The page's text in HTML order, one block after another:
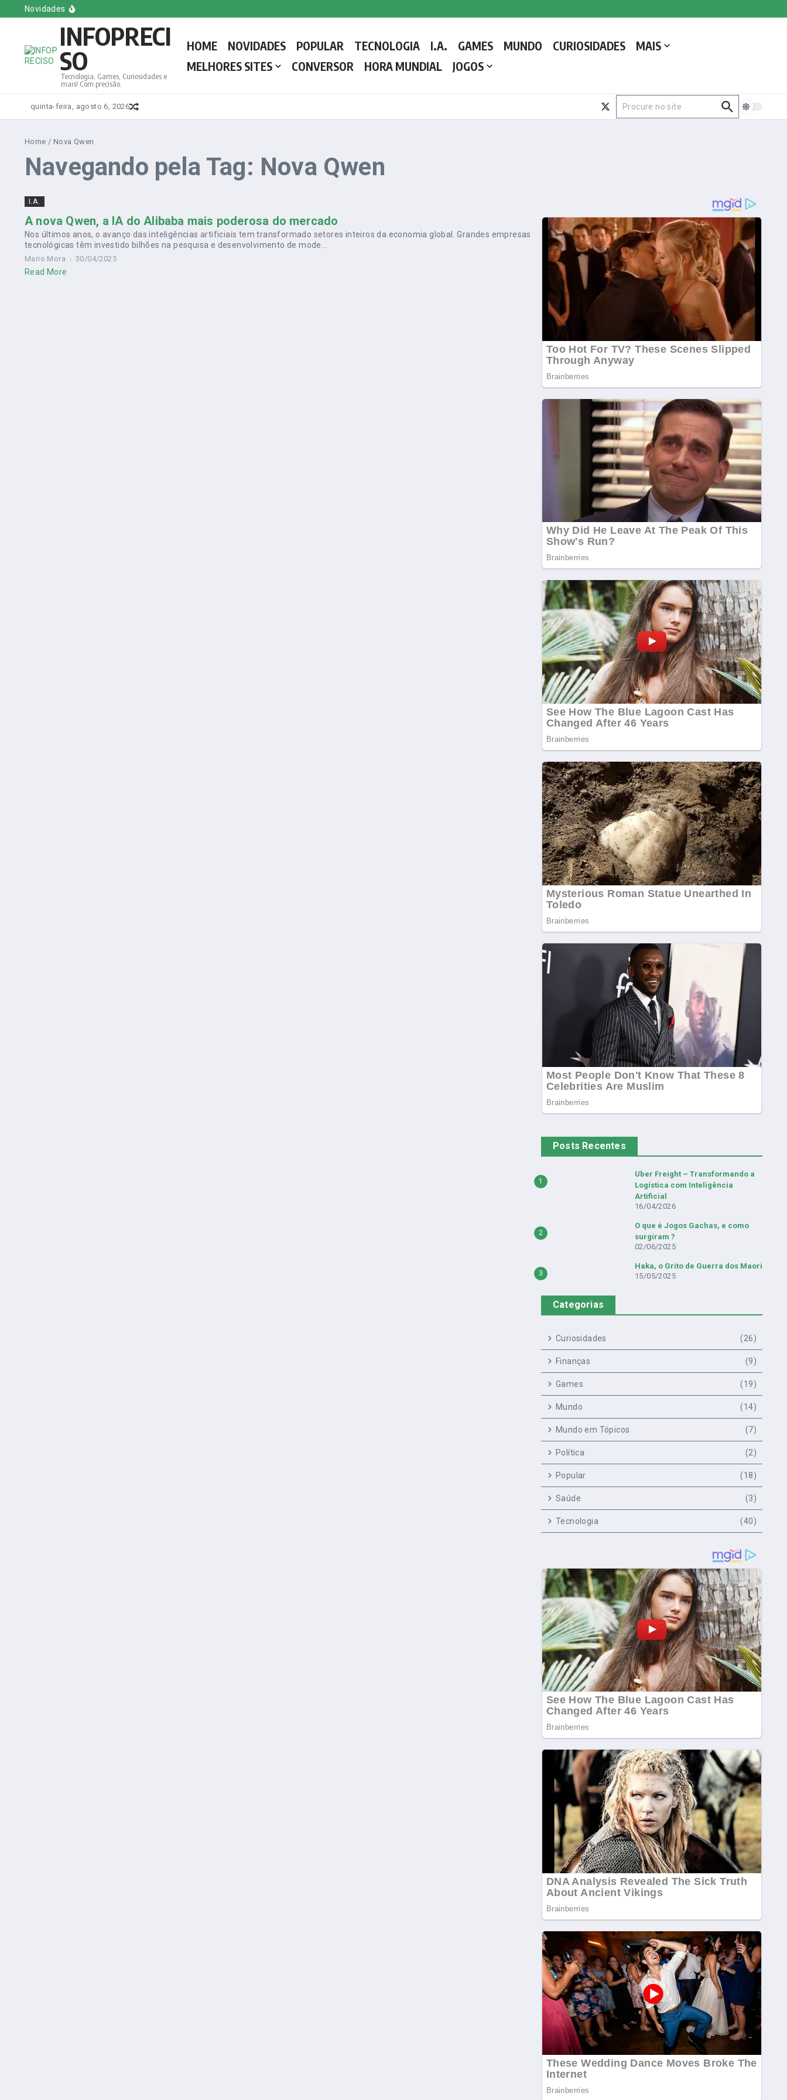
Ir para o conteúdo
Novidades
Conheça o Novo Papa Leão XIV, o Primeiro Americano a Liderar a Igreja Católica
Melhores Sites e Blogs de Games do Brasil
Melhores sites e Blogs de Tecnologia em Espanhol
Saiba tudo sobre a votação do novo Papa: Regras, detalhes e como o Conclave decide o próximo líder da Igreja Católica
INFOPRECI
SO
Tecnologia, Games, Curiosidades e
mais! Com precisão.
HOME NOVIDADES POPULAR TECNOLOGIA I.A. GAMES MUNDO CURIOSIDADES
MAIS
MELHORES SITES
CONVERSOR HORA MUNDIAL JOGOS
quinta-feira, agosto 6, 2026
Home / Nova Qwen
Navegando pela Tag: Nova Qwen
I.A.
A nova Qwen, a IA do Alibaba mais poderosa do mercado
Nos últimos anos, o avanço das inteligências artificiais tem transformado setores inteiros da economia global. Grandes empresas
tecnológicas têm investido bilhões na pesquisa e desenvolvimento de mode...
Mario Mora 30/04/2025
Read More
Posts Recentes
1
Uber Freight – Transformando a
Logística com Inteligência
Artificial
16/04/2026
2
O que é Jogos Gachas, e como
surgiram ?
02/06/2025
3
Haka, o Grito de Guerra dos Maori
15/05/2025
Categorias
Curiosidades (26)
Finanças (9)
Games (19)
Mundo (14)
Mundo em Tópicos (7)
Política (2)
Popular (18)
Saúde (3)
Tecnologia (40)